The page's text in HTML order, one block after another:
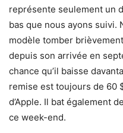
représente seulement un
bas que nous ayons suivi.
modèle tomber
depuis son arrivée en
chance qu’il baisse
remise est toujours de 60
d’Apple. Il bat également
ce week-end.